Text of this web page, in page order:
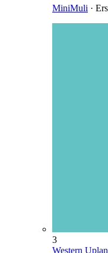
MiniMuli ·
3
Western